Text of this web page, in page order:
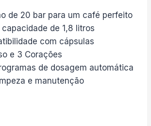
de 20 bar para um café perfeito
capacidade de 1,8 litros
com cápsulas
e 3 Corações
de dosagem automática
e manutenção